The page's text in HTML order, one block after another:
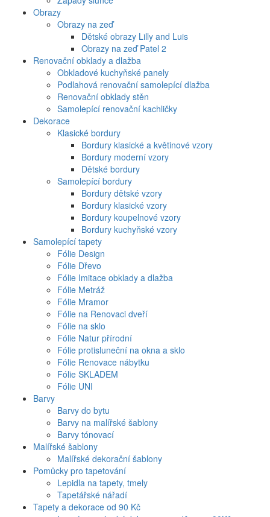
Obrazy
Obrazy na zeď
Dětské obrazy Lilly and Luis
Obrazy na zeď Patel 2
Renovační obklady a dlažba
Obkladové kuchyňské panely
Podlahová renovační samolepící dlažba
Renovační obklady stěn
Samolepící renovační kachličky
Dekorace
Klasické bordury
Bordury klasické a květinové vzory
Bordury moderní vzory
Dětské bordury
Samolepící bordury
Bordury dětské vzory
Bordury klasické vzory
Bordury koupelnové vzory
Bordury kuchyňské vzory
Samolepící tapety
Fólie Design
Fólie Dřevo
Fólie Imitace obklady a dlažba
Fólie Metráž
Fólie Mramor
Fólie na Renovaci dveří
Fólie na sklo
Fólie Natur přírodní
Fólie protisluneční na okna a sklo
Fólie Renovace nábytku
Fólie SKLADEM
Fólie UNI
Barvy
Barvy do bytu
Barvy na malířské šablony
Barvy tónovací
Malířské šablony
Malířské dekorační šablony
Pomůcky pro tapetování
Lepidla na tapety, tmely
Tapetářské nářadí
Tapety a dekorace od 90 Kč